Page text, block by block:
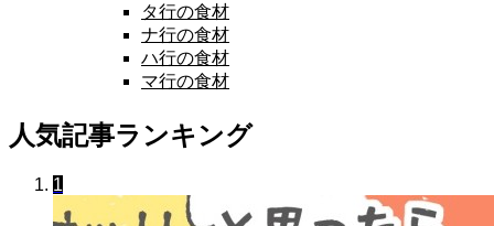
タ行の食材
ナ行の食材
ハ行の食材
マ行の食材
人気記事ランキング
1